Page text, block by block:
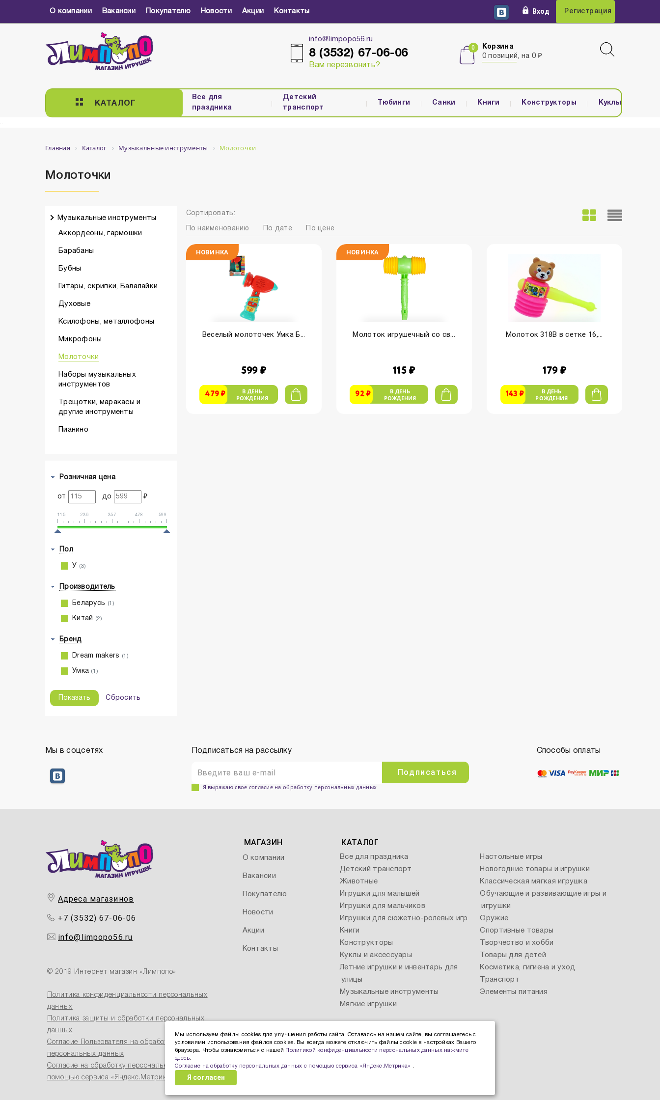
О компании Вакансии Покупателю Новости Акции Контакты Вход Регистрация
info@limpopo56.ru
8 (3532) 67-06-06
Вам перезвонить?
Корзина
0 позиций, на 0 ₽
КАТАЛОГ
Все для
праздника
Детский
транспорт
Тюбинги Санки Книги Конструкторы Куклы
..
Главная Каталог Музыкальные инструменты Молоточки
Молоточки
Музыкальные инструменты
Аккордеоны, гармошки
Барабаны
Бубны
Гитары, скрипки, Балалайки
Духовые
Ксилофоны, металлофоны
Микрофоны
Молоточки
Наборы музыкальных
инструментов
Трещотки, маракасы и
другие инструменты
Пианино
Розничная цена
от до ₽
115 236 357 478 599
Пол
У (3)
Производитель
Беларусь (1)
Китай (2)
Бренд
Dream makers (1)
Умка (1)
Сбросить
Сортировать:
По наименованию По дате По цене
НОВИНКА
Веселый молоточек Умка Б...
599 ₽
479 ₽
В ДЕНЬ
РОЖДЕНИЯ
НОВИНКА
Молоток игрушечный со св...
115 ₽
92 ₽
В ДЕНЬ
РОЖДЕНИЯ
Молоток 318B в сетке 16,...
179 ₽
143 ₽
В ДЕНЬ
РОЖДЕНИЯ
Мы в соцсетях Подписаться на рассылку
Подписаться
Я выражаю свое согласие на обработку персональных данных
Способы оплаты
Адреса магазинов
+7 (3532) 67-06-06
info@limpopo56.ru
© 2019 Интернет магазин «Лимпопо»
Политика конфиденциальности персональных
данных
Политика защиты и обработки персональных
данных
Согласие Пользователя на обработку
персональных данных
Согласие на обработку персональных данных с
помощью сервиса «Яндекс.Метрика»
МАГАЗИН
О компании
Вакансии
Покупателю
Новости
Акции
Контакты
КАТАЛОГ
Все для праздника
Детский транспорт
Животные
Игрушки для малышей
Игрушки для мальчиков
Игрушки для сюжетно-ролевых игр
Книги
Конструкторы
Куклы и аксессуары
Летние игрушки и инвентарь для
улицы
Музыкальные инструменты
Мягкие игрушки
Настольные игры
Новогодние товары и игрушки
Классическая мягкая игрушка
Обучающие и развивающие игры и
игрушки
Оружие
Спортивные товары
Творчество и хобби
Товары для детей
Косметика, гигиена и уход
Транспорт
Элементы питания
Мы используем файлы cookies для улучшения работы сайта. Оставаясь на нашем сайте, вы соглашаетесь с
условиями использования файлов cookies. Вы всегда можете отключить файлы cookie в настройках Вашего
браузера. Чтобы ознакомиться с нашей
Политикой конфиденциальности персональных данных нажмите
здесь.
Согласие на обработку персональных данных с помощью сервиса «Яндекс.Метрика» .
Я согласен